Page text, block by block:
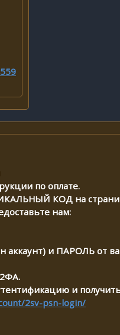
по оплате.
КОД на
нам:
и ПАРОЛЬ от
и
2sv-psn-login/